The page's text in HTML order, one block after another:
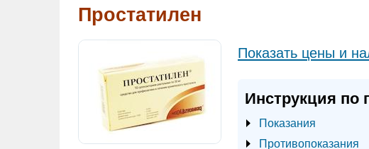
Простатилен
Показать цены и
Инструкция по
Показания
Противопоказания